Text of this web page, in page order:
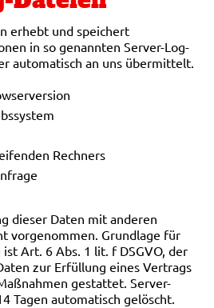
erhebt und speichert
in so genannten Server-Log-
automatisch an uns übermittelt.
Rechners
dieser Daten mit anderen
vorgenommen. Grundlage für
Art. 6 Abs. 1 lit. f DSGVO, der
zur Erfüllung eines Vertrags
gestattet. Server-
Tagen automatisch gelöscht.